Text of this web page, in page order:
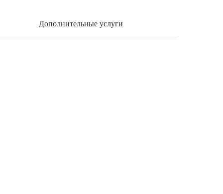
Дополнительные услуги